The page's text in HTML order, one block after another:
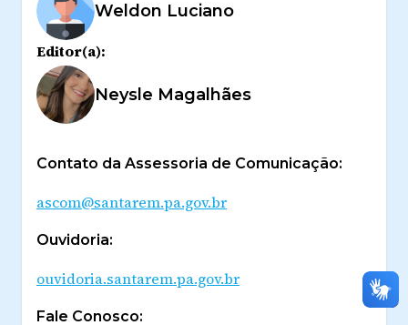
Weldon Luciano
Editor(a):
Neysle Magalhães
Contato da Assessoria de Comunicação:
ascom@santarem.pa.gov.br
Ouvidoria:
ouvidoria.santarem.pa.gov.br
Fale Conosco: